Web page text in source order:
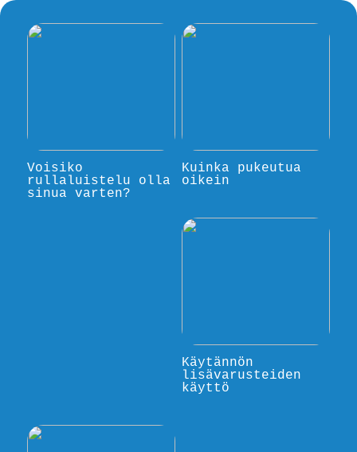
Voisiko
rullaluistelu olla
sinua varten?
Kuinka pukeutua
oikein
Käytännön
lisävarusteiden
käyttö